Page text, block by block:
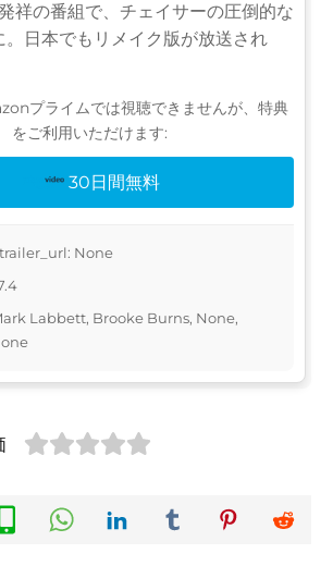
祥の番組で、チェイサーの圧倒的な
。日本でもリメイク版が放送され
プライムでは視聴できませんが、特典
をご利用いただけます:
30日間無料
None
Labbett, Brooke Burns, None,